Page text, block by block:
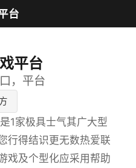
台
平台
，平台
1家极具士气其广大型
行得结识更无数热爱联
戏及个型化应采用帮助